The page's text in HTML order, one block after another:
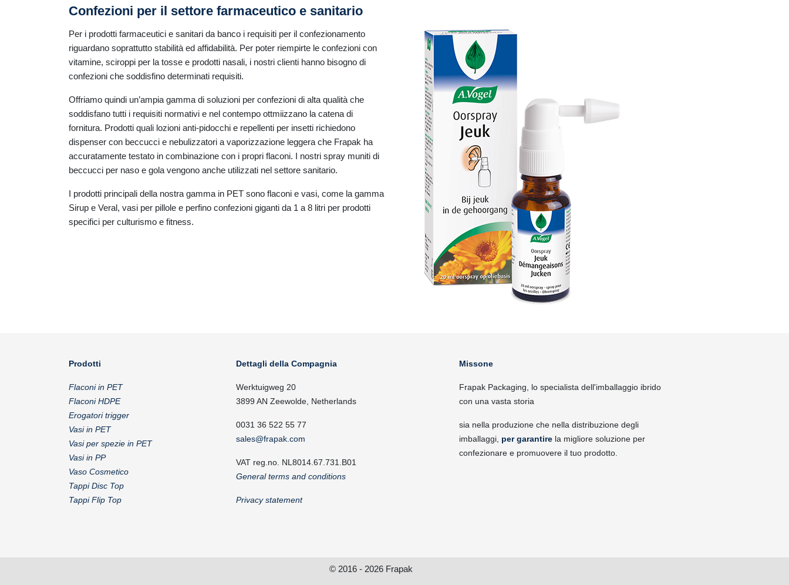
Confezioni per il settore farmaceutico e sanitario
Per i prodotti farmaceutici e sanitari da banco i requisiti per il confezionamento
riguardano soprattutto stabilità ed affidabilità. Per poter riempirte le confezioni con
vitamine, sciroppi per la tosse e prodotti nasali, i nostri clienti hanno bisogno di
confezioni che soddisfino determinati requisiti.
Offriamo quindi un’ampia gamma di soluzioni per confezioni di alta qualità che
soddisfano tutti i requisiti normativi e nel contempo ottmiizzano la catena di
fornitura. Prodotti quali lozioni anti-pidocchi e repellenti per insetti richiedono
dispenser con beccucci e nebulizzatori a vaporizzazione leggera che Frapak ha
accuratamente testato in combinazione con i propri flaconi. I nostri spray muniti di
beccucci per naso e gola vengono anche utilizzati nel settore sanitario.
I prodotti principali della nostra gamma in PET sono flaconi e vasi, come la gamma
Sirup e Veral, vasi per pillole e perfino confezioni giganti da 1 a 8 litri per prodotti
specifici per culturismo e fitness.
Prodotti
Flaconi in PET
Flaconi HDPE
Erogatori trigger
Vasi in PET
Vasi per spezie in PET
Vasi in PP
Vaso Cosmetico
Tappi Disc Top
Tappi Flip Top
Dettagli della Compagnia
Werktuigweg 20
3899 AN Zeewolde, Netherlands
0031 36 522 55 77
sales@frapak.com
VAT reg.no. NL8014.67.731.B01
General terms and conditions
Privacy statement
Missone
Frapak Packaging, lo specialista dell'imballaggio ibrido
con una vasta storia
sia nella produzione che nella distribuzione degli
imballaggi, per garantire la migliore soluzione per
confezionare e promuovere il tuo prodotto.
© 2016 - 2026 Frapak